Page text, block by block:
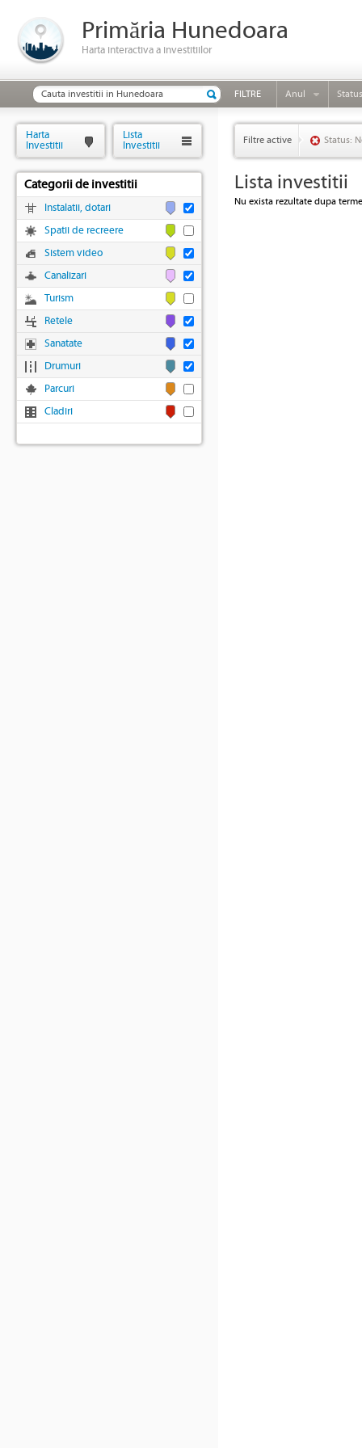
Primăria Hunedoara
Harta interactiva a investitiilor
FILTRE Anul Status
Filtre active Status:
Lista investitii
Nu exista rezultate dupa
Harta
Investitii
Lista
Investitii
Categorii de investitii
Instalatii, dotari
Spatii de recreere
Sistem video
Canalizari
Turism
Retele
Sanatate
Drumuri
Parcuri
Cladiri